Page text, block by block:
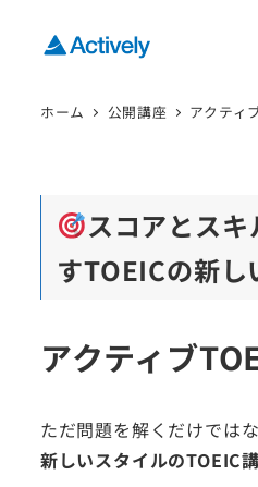
ホーム 公開講座 アクティ
スコアとス
すTOEICの新し
アクティブ
ただ問題を解くだけではな
新しいスタイルのTOEIC